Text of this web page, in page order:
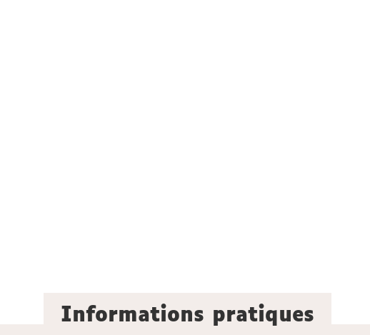
Informations pratiques